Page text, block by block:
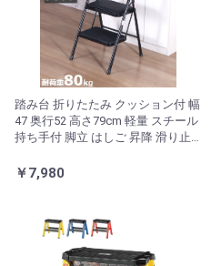
踏み台 折りたたみ クッション付 幅
47 奥行52 高さ79cm 軽量 スチール
持ち手付 脚立 はしご 昇降 滑り止
ア 椅子 おしゃれ ブラック 完成品 S
￥7,980